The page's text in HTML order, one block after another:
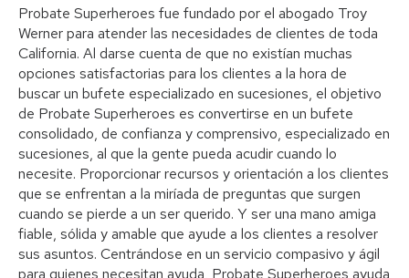
Probate Superheroes fue fundado por el abogado Troy
Werner para atender las necesidades de clientes de toda
California. Al darse cuenta de que no existían muchas
opciones satisfactorias para los clientes a la hora de
buscar un bufete especializado en sucesiones, el objetivo
de Probate Superheroes es convertirse en un bufete
consolidado, de confianza y comprensivo, especializado en
sucesiones, al que la gente pueda acudir cuando lo
necesite. Proporcionar recursos y orientación a los clientes
que se enfrentan a la miríada de preguntas que surgen
cuando se pierde a un ser querido. Y ser una mano amiga
fiable, sólida y amable que ayude a los clientes a resolver
sus asuntos. Centrándose en un servicio compasivo y ágil
para quienes necesitan ayuda, Probate Superheroes ayuda